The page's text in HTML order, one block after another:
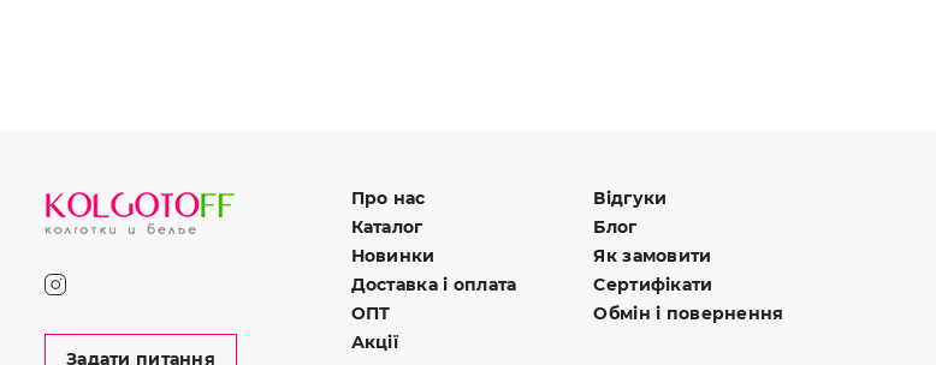
Задати питання
Про нас
Каталог
Новинки
Доставка і оплата
ОПТ
Акції
Відгуки
Блог
Як замовити
Сертифікати
Обмін і повернення